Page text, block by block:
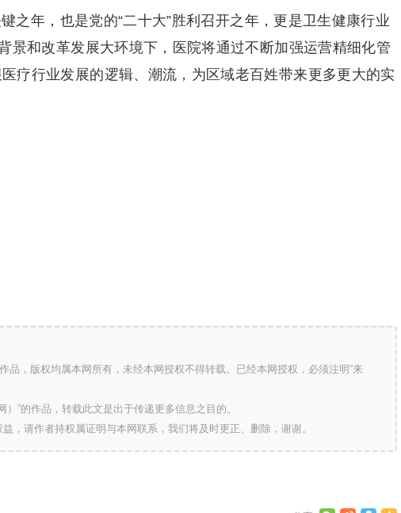
之年，也是党的“二十大”胜利召开之年，更是卫生健康行业
景和改革发展大环境下，医院将通过不断加强运营精细化管
疗行业发展的逻辑、潮流，为区域老百姓带来更多更大的实
品，版权均属本网所有，未经本网授权不得转载。已经本网授权，必须注明“来
”的作品，转载此文是出于传递更多信息之目的。
，请作者持权属证明与本网联系，我们将及时更正、删除，谢谢。